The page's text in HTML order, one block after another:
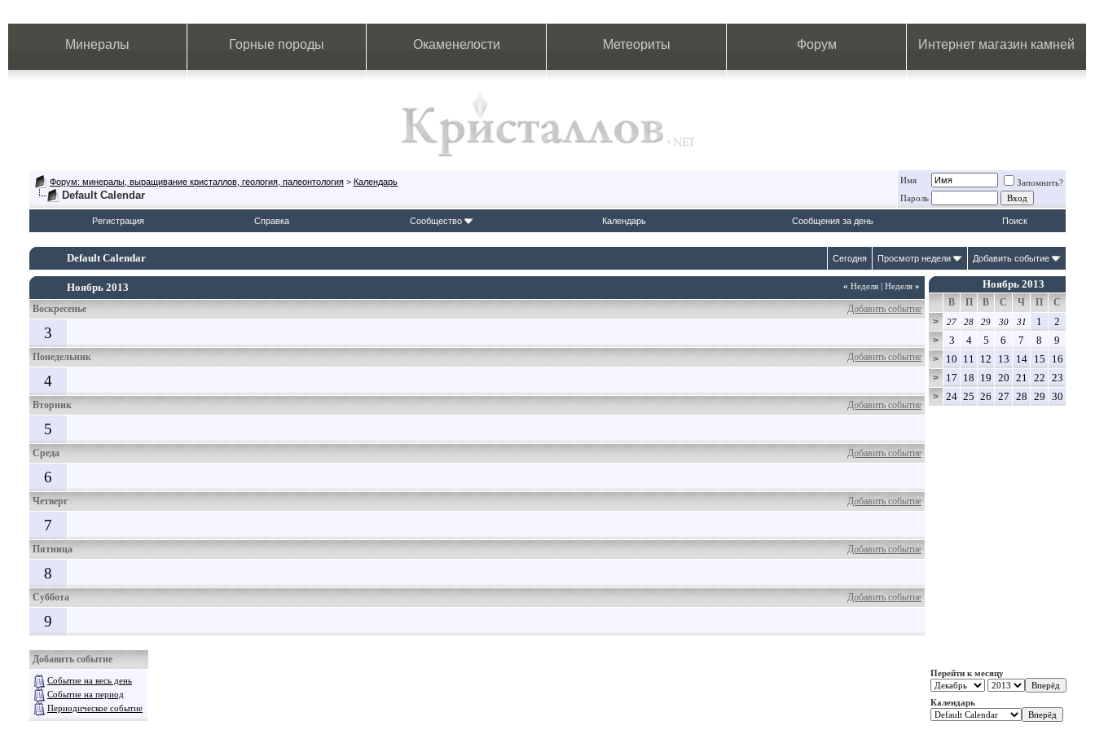
Минералы Горные породы Окаменелости Метеориты Форум Интернет магазин камней
Форум: минералы, выращивание кристаллов, геология, палеонтология > Календарь
Default Calendar
Имя
Запомнить?
Пароль
Регистрация Справка Сообщество Календарь Сообщения за день Поиск
Default Calendar Сегодня Просмотр недели Добавить событие
« Неделя | Неделя »
Ноябрь 2013
Добавить событие
Воскресенье
3
Добавить событие
Понедельник
4
Добавить событие
Вторник
5
Добавить событие
Среда
6
Добавить событие
Четверг
7
Добавить событие
Пятница
8
Добавить событие
Суббота
9
Ноябрь 2013
В П В С Ч П
С
>
27 28 29 30 31 1 2
> 3 4 5 6 7 8 9
> 10 11 12 13 14 15 16
> 17 18 19 20 21 22 23
> 24 25 26 27 28 29 30
Добавить событие
Событие на весь день
Событие на период
Периодическое событие
Перейти к месяцу
Календарь